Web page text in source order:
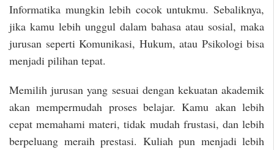
Informatika mungkin lebih cocok untukmu. Sebaliknya,
jika kamu lebih unggul dalam bahasa atau sosial, maka
jurusan seperti Komunikasi, Hukum, atau Psikologi bisa
menjadi pilihan tepat.
Memilih jurusan yang sesuai dengan kekuatan akademik
akan mempermudah proses belajar. Kamu akan lebih
cepat memahami materi, tidak mudah frustasi, dan lebih
berpeluang meraih prestasi. Kuliah pun menjadi lebih